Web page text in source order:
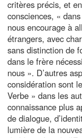
critères précis, et
consciences, «
nous encourage à
étrangers, avec
sans distinction de
dans le frère
nous ». D’autres
considération sont
Verbe » dans les
connaissance plus
de dialogue,
lumière de la